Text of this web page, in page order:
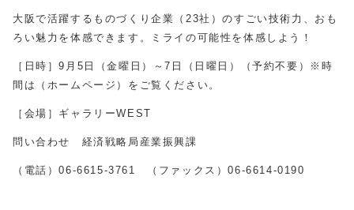
大阪で活躍するものづくり企業（ 23社）のすごい技術力、おも
ろい魅力を体感できます。ミライの可能性を体感しよう！
［日時］9 月5日（金曜日）～7日（日曜日）（予約不要）※時
間は（ホームページ）をご覧ください。
［会場］ギャラリーWEST
問い合わせ 経済戦略局産業振興課
（電話）06-6615-3761 （ファックス）06-6614-0190